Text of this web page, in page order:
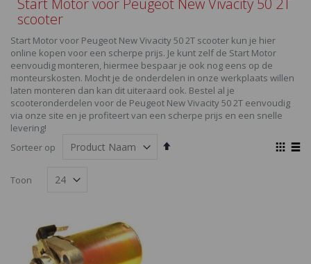
Start Motor voor Peugeot New Vivacity 50 2T
scooter
Start Motor voor Peugeot New Vivacity 50 2T scooter kun je hier
online kopen voor een scherpe prijs. Je kunt zelf de Start Motor
eenvoudig monteren, hiermee bespaar je ook nog eens op de
monteurskosten. Mocht je de onderdelen in onze werkplaats willen
laten monteren dan kan dit uiteraard ook. Bestel al je
scooteronderdelen voor de Peugeot New Vivacity 50 2T eenvoudig
via onze site en je profiteert van een scherpe prijs en een snelle
levering!
Sorteer op
Van
Toon